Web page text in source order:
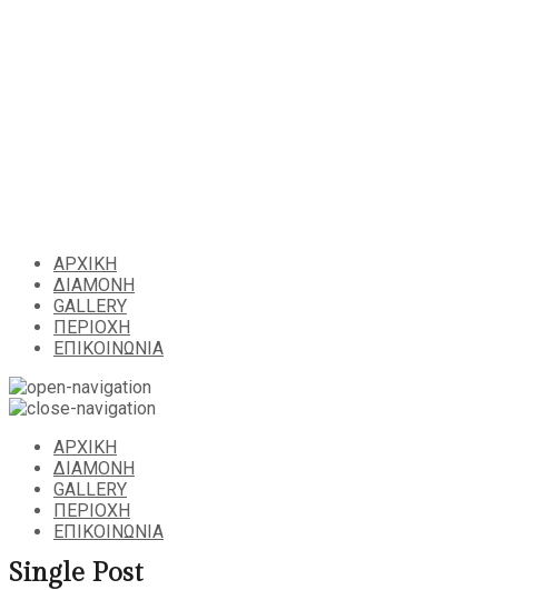
ΑΡΧΙΚΗ
ΔΙΑΜΟΝΗ
GALLERY
ΠΕΡΙΟΧΗ
ΕΠΙΚΟΙΝΩΝΙΑ
ΑΡΧΙΚΗ
ΔΙΑΜΟΝΗ
GALLERY
ΠΕΡΙΟΧΗ
ΕΠΙΚΟΙΝΩΝΙΑ
Single Post